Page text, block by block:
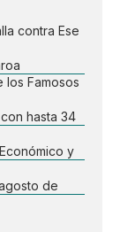
contra Ese
los Famosos
hasta 34
y
de